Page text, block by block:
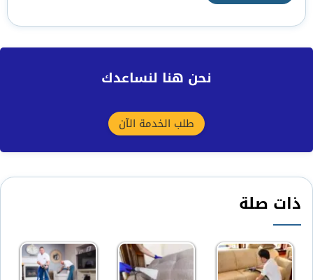
نحن هنا لنساعدك
طلب الخدمة الآن
ذات صلة